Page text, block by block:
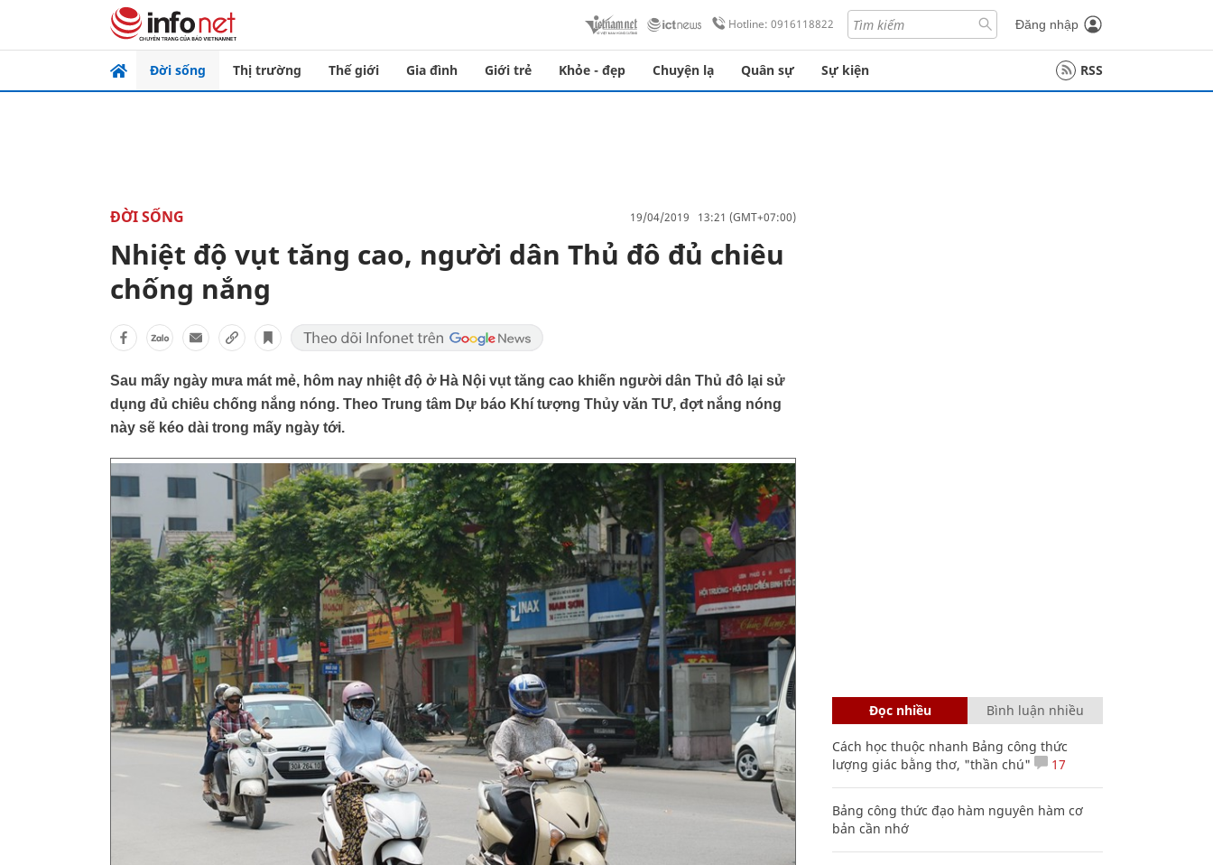
Hotline: 0916118822 Đăng nhập
Đời sống Thị trường Thế giới Gia đình Giới trẻ Khỏe - đẹp Chuyện lạ Quân sự Sự kiện RSS
ĐỜI SỐNG 19/04/2019 13:21 (GMT+07:00)
Nhiệt độ vụt tăng cao, người dân Thủ đô đủ chiêu
chống nắng
Sau mấy ngày mưa mát mẻ, hôm nay nhiệt độ ở Hà Nội vụt tăng cao khiến người dân Thủ đô lại sử
dụng đủ chiêu chống nắng nóng. Theo Trung tâm Dự báo Khí tượng Thủy văn TƯ, đợt nắng nóng
này sẽ kéo dài trong mấy ngày tới.
Đọc nhiều Bình luận nhiều
Cách học thuộc nhanh Bảng công thức
lượng giác bằng thơ, "thần chú"
17
Bảng công thức đạo hàm nguyên hàm cơ
bản cần nhớ